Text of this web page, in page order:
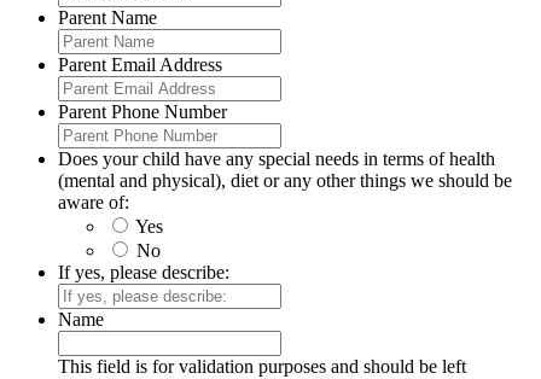
Parent Name
Parent Email Address
Parent Phone Number
Does your child have any special needs in terms of health
(mental and physical), diet or any other things we should be
aware of:
Yes
No
If yes, please describe:
Name
This field is for validation purposes and should be left